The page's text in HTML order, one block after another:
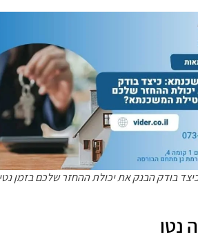
בודק הבנק את יכולת ההחזר שלכם בזמן נטילת